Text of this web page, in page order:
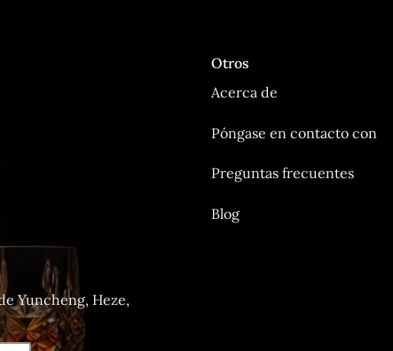
Yuncheng, Heze,
Otros
Acerca de
Póngase en contacto con
Preguntas frecuentes
Blog